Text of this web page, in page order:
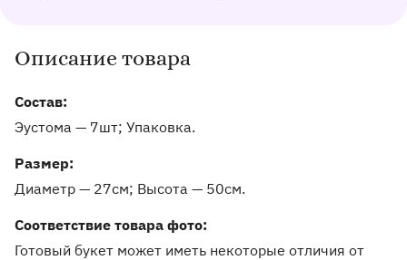
Информация о товаре и оказываемых услугах
Описание товара
Состав:
Эустома — 7шт; Упаковка.
Pазмер:
Диаметр — 27см Высота — 50см
Соответствие товара фото:
Готовый букет может иметь некоторые отличия от